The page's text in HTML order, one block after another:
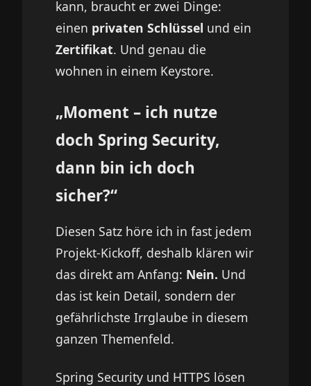
kann, braucht er zwei Dinge:
einen privaten Schlüssel und ein
Zertifikat. Und genau die
wohnen in einem Keystore.
„Moment – ich nutze
doch Spring Security,
dann bin ich doch
sicher?“
Diesen Satz höre ich in fast jedem
Projekt-Kickoff, deshalb klären wir
das direkt am Anfang: Nein. Und
das ist kein Detail, sondern der
gefährlichste Irrglaube in diesem
ganzen Themenfeld.
Spring Security und HTTPS lösen